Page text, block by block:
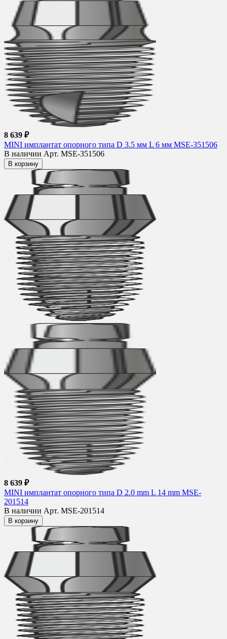
8 639 ₽
MINI имплантат опорного типа D 3.5 мм L 6 мм MSE-351506
В наличии Арт. MSE-351506
В корзину
8 639 ₽
MINI имплантат опорного типа D 2.0 mm L 14 mm MSE-
201514
В наличии Арт. MSE-201514
В корзину